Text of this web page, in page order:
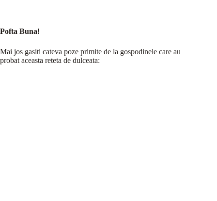
Pofta Buna!
Mai jos gasiti cateva poze primite de la gospodinele care au
probat aceasta reteta de dulceata: